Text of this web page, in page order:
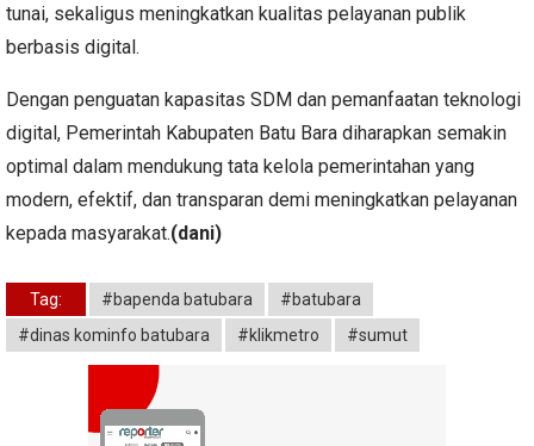
tunai, sekaligus meningkatkan kualitas pelayanan publik
berbasis digital.
Dengan penguatan kapasitas SDM dan pemanfaatan teknologi
digital, Pemerintah Kabupaten Batu Bara diharapkan semakin
optimal dalam mendukung tata kelola pemerintahan yang
modern, efektif, dan transparan demi meningkatkan pelayanan
kepada masyarakat.(dani)
Tag: #bapenda batubara
#batubara
#dinas kominfo batubara
#klikmetro #sumut